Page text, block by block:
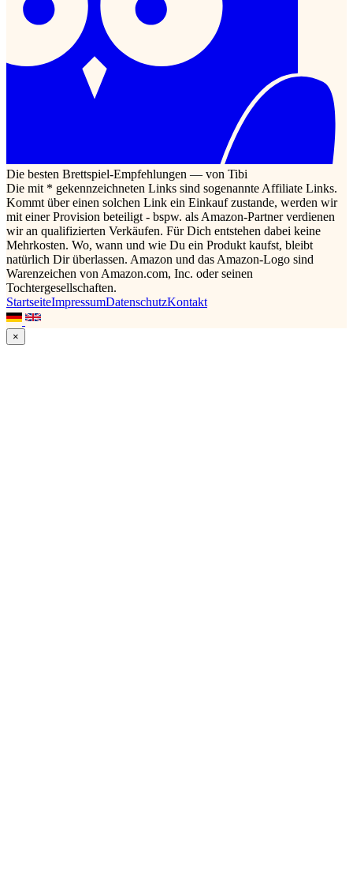
Die besten Brettspiel-Empfehlungen — von Tibi
Die mit * gekennzeichneten Links sind sogenannte Affiliate Links.
Kommt über einen solchen Link ein Einkauf zustande, werden wir
mit einer Provision beteiligt - bspw. als Amazon-Partner verdienen
wir an qualifizierten Verkäufen. Für Dich entstehen dabei keine
Mehrkosten. Wo, wann und wie Du ein Produkt kaufst, bleibt
natürlich Dir überlassen. Amazon und das Amazon-Logo sind
Warenzeichen von Amazon.com, Inc. oder seinen
Tochtergesellschaften.
StartseiteImpressumDatenschutzKontakt
×